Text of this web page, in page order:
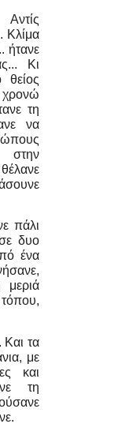
Κλίμα
ήτανε
Κι
θείος
τη
να
πάλι
δυο
ένα
μεριά
Και τα
με
και
τη